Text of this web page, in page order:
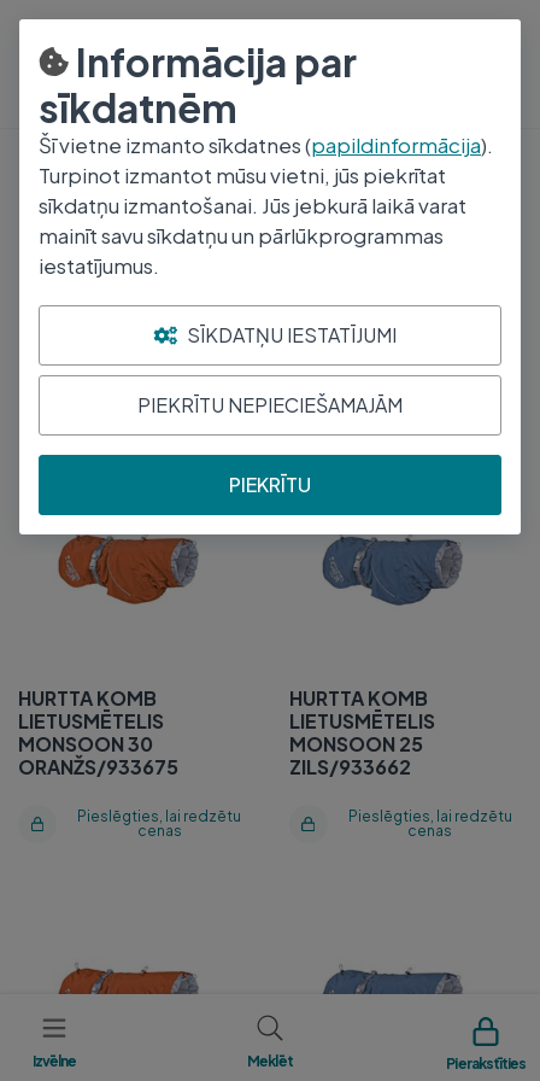
P-Pk 9-17
Izvēlne Meklēt Pierakstīties
Zoopreces
Apģērbs Dzīvniekiem
Ražotājs
produkti
MONSOON 30
ORANŽS/933675
HURTTA KOMB
LIETUSMĒTELIS
MONSOON 30
ORANŽS/933675
Pieslēgties, lai redzētu
cenas
HURTTA KOMB
MONSOON 25
ZILS/933662
HURTTA KOMB
LIETUSMĒTELIS
MONSOON 25
ZILS/933662
Pieslēgties, lai redzētu
cenas
MONSOON 25
ORANŽS/933675
MONSOON 40
ZILS/933665
Informācija par
sīkdatnēm
Šī vietne izmanto sīkdatnes (papildinformācija).
Turpinot izmantot mūsu vietni, jūs piekrītat
sīkdatņu izmantošanai. Jūs jebkurā laikā varat
mainīt savu sīkdatņu un pārlūkprogrammas
iestatījumus.
SĪKDATŅU IESTATĪJUMI
PIEKRĪTU NEPIECIEŠAMAJĀM
PIEKRĪTU